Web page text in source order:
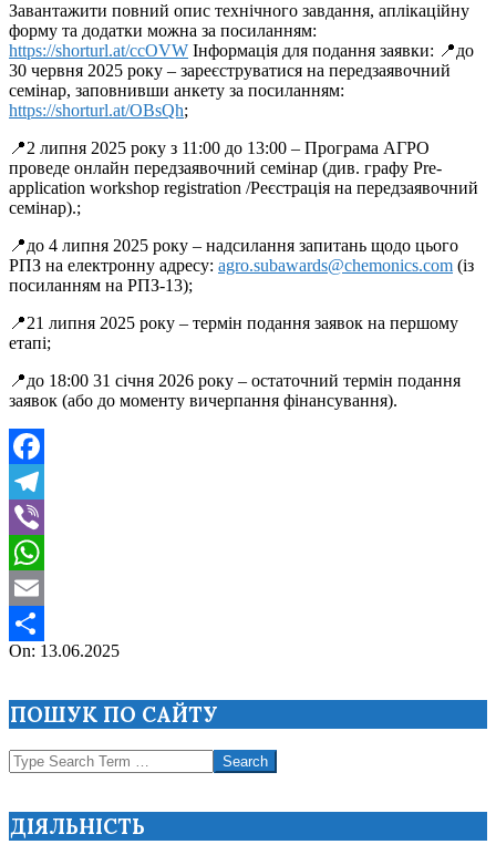
Завантажити повний опис технічного завдання, аплікаційну
форму та додатки можна за посиланням:
https://shorturl.at/ccOVW Інформація для подання заявки: 📍до
30 червня 2025 року – зареєструватися на передзаявочний
семінар, заповнивши анкету за посиланням:
https://shorturl.at/OBsQh;
📍2 липня 2025 року з 11:00 до 13:00 – Програма АГРО
проведе онлайн передзаявочний семінар (див. графу Pre-
application workshop registration /Реєстрація на передзаявочний
семінар).;
📍до 4 липня 2025 року – надсилання запитань щодо цього
РПЗ на електронну адресу: agro.subawards@chemonics.com (із
посиланням на РПЗ-13);
📍21 липня 2025 року – термін подання заявок на першому
етапі;
📍до 18:00 31 січня 2026 року – остаточний термін подання
заявок (або до моменту вичерпання фінансування).
Facebook
Telegram
Viber
WhatsApp
Email
Поділитися
2025-
On: 13.06.2025
ПОШУК ПО САЙТУ
Search
ДІЯЛЬНІСТЬ